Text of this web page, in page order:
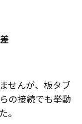
せんが、板タブ
の接続でも挙動
。